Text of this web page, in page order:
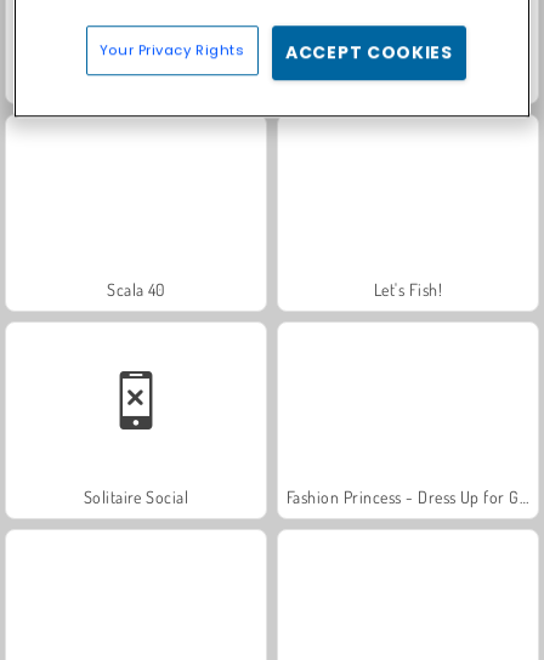
Grand Mahjong Connect Royal Story
Scala 40 Let's Fish!
Solitaire Social
Your Privacy Rights ACCEPT COOKIES